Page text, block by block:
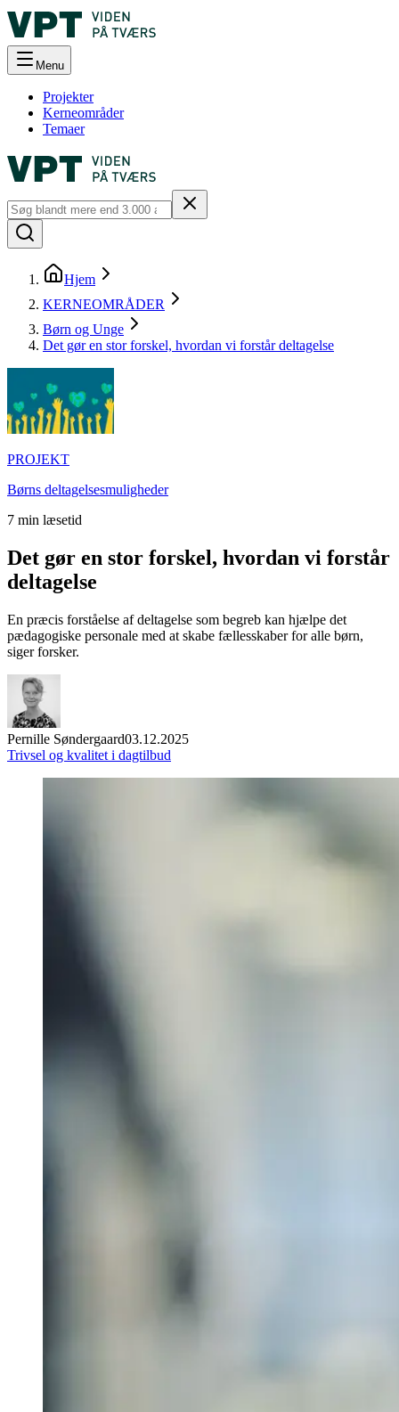
Menu
Projekter
Kerneområder
Temaer
Hjem
KERNEOMRÅDER
Børn og Unge
Det gør en stor forskel, hvordan vi forstår deltagelse
PROJEKT
Børns deltagelsesmuligheder
7 min læsetid
Det gør en stor forskel, hvordan vi forstår
deltagelse
En præcis forståelse af deltagelse som begreb kan hjælpe det
pædagogiske personale med at skabe fællesskaber for alle børn,
siger forsker.
Pernille Søndergaard03.12.2025
Trivsel og kvalitet i dagtilbud